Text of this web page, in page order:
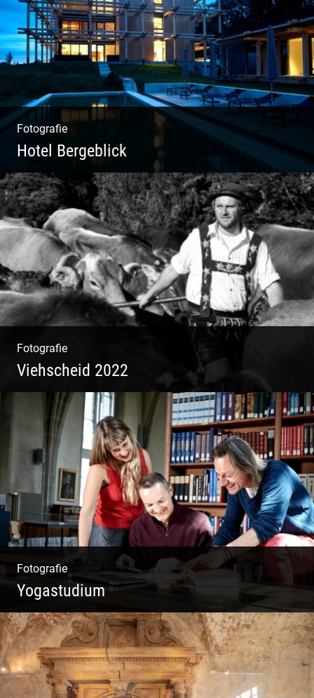
Fotografie
Hotel Bergeblick
Wunderbare Architektur, außergewöhnliches
Design – eine Oase der Ruhe und
Entspannung. Ausgedehnte Fotostrecke
Fotografie
Viehscheid 2022
Fotografie
Yogastudium
Philosophie | Asana | Yogapraxis